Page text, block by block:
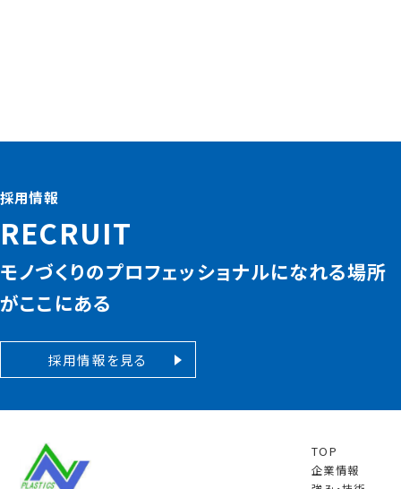
採用情報
RECRUIT
モノづくりのプロフェッショナルになれる場所
がここにある
採用情報を見る
TOP
企業情報